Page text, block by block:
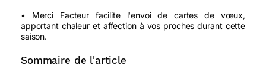
• Merci Facteur facilite l'envoi de cartes de vœux,
apportant chaleur et affection à vos proches durant cette
saison.
Sommaire de l'article